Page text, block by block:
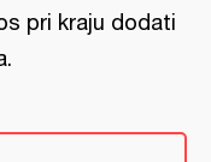
pri kraju dodati